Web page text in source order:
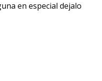
en especial dejalo